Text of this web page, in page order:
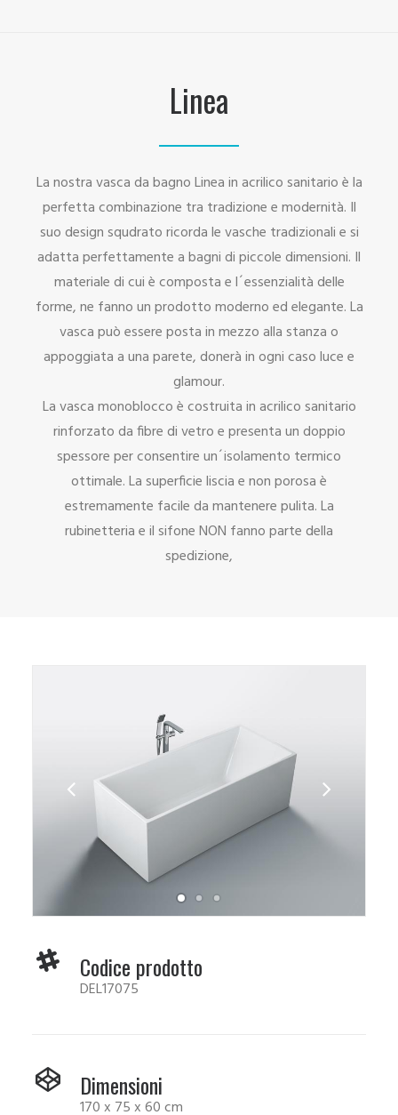
Linea
La nostra vasca da bagno Linea in acrilico sanitario è la
perfetta combinazione tra tradizione e modernità. Il
suo design squdrato ricorda le vasche tradizionali e si
adatta perfettamente a bagni di piccole dimensioni. Il
materiale di cui è composta e l´essenzialità delle
forme, ne fanno un prodotto moderno ed elegante. La
vasca può essere posta in mezzo alla stanza o
appoggiata a una parete, donerà in ogni caso luce e
glamour.
La vasca monoblocco è costruita in acrilico sanitario
rinforzato da fibre di vetro e presenta un doppio
spessore per consentire un´isolamento termico
ottimale. La superficie liscia e non porosa è
estremamente facile da mantenere pulita. La
rubinetteria e il sifone NON fanno parte della
spedizione,
Codice prodotto
DEL17075
Dimensioni
170 x 75 x 60 cm